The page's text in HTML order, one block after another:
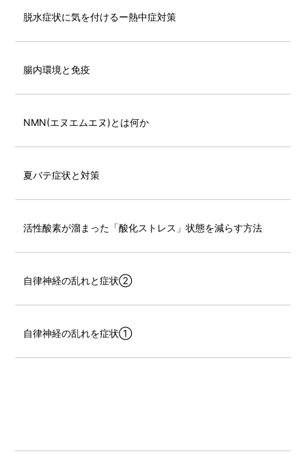
脱水症状に気を付けるー熱中症対策
腸内環境と免疫
NMN(エヌエムエヌ)とは何か
夏バテ症状と対策
活性酸素が溜まった「酸化ストレス」状態を減らす方法
自律神経の乱れと症状②
自律神経の乱れを症状①